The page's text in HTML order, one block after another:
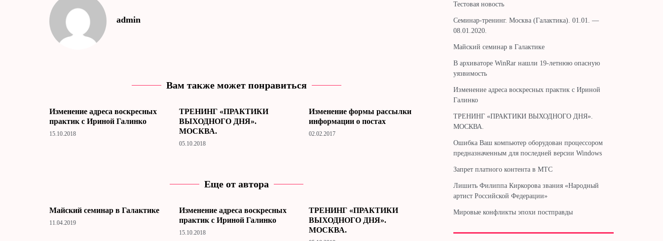
admin
Вам также может понравиться
Изменение адреса воскресных
практик с Ириной Галинко
15.10.2018
ТРЕНИНГ «ПРАКТИКИ
ВЫХОДНОГО ДНЯ».
МОСКВА.
05.10.2018
Изменение формы рассылки
информации о постах
02.02.2017
Еще от автора
Майский семинар в Галактике
11.04.2019
Изменение адреса воскресных
практик с Ириной Галинко
15.10.2018
ТРЕНИНГ «ПРАКТИКИ
ВЫХОДНОГО ДНЯ».
МОСКВА.
Тестовая новость
Cеминар-тренинг. Москва (Галактика). 01.01. —
08.01.2020.
Майский семинар в Галактике
В архиваторе WinRar нашли 19-летнюю опасную
уязвимость
Изменение адреса воскресных практик с Ириной
Галинко
ТРЕНИНГ «ПРАКТИКИ ВЫХОДНОГО ДНЯ».
МОСКВА.
Ошибка Ваш компьютер оборудован процессором
предназначенным для последней версии Windows
Запрет платного контента в МТС
Лишить Филиппа Киркорова звания «Народный
артист Российской Федерации»
Мировые конфликты эпохи постправды